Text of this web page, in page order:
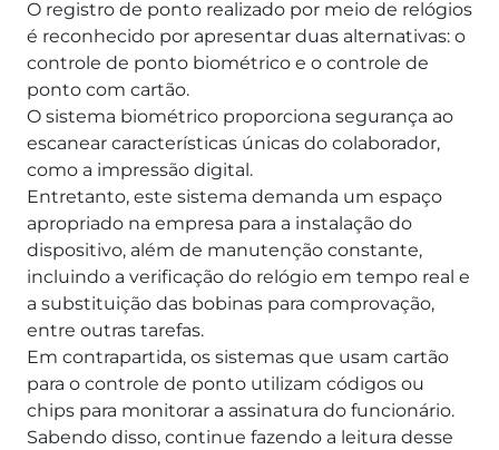
O registro de ponto realizado por meio de relógios
é reconhecido por apresentar duas alternativas: o
controle de ponto biométrico e o controle de
ponto com cartão.
O sistema biométrico proporciona segurança ao
escanear características únicas do colaborador,
como a impressão digital.
Entretanto, este sistema demanda um espaço
apropriado na empresa para a instalação do
dispositivo, além de manutenção constante,
incluindo a verificação do relógio em tempo real e
a substituição das bobinas para comprovação,
entre outras tarefas.
Em contrapartida, os sistemas que usam cartão
para o controle de ponto utilizam códigos ou
chips para monitorar a assinatura do funcionário.
Sabendo disso, continue fazendo a leitura desse